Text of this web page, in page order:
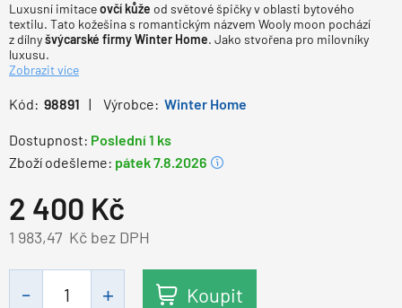
Luxusní imitaceovčí kůže od světové špičky v oblasti bytového
textilu. Tato kožešina s romantickým názvem Wooly moon pochází
z dílnyšvýcarské firmy Winter Home. Jako stvořena pro milovníky
luxusu.
Zobrazit více
Kód: 98891 Výrobce: Winter Home
Dostupnost: Poslední 1 ks
Zboží odešleme: pátek 7.8.2026
2 400 Kč
Kč bez DPH
1 983,47
Koupit